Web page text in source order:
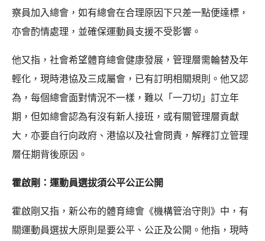
察員加入總會，如有總會在合理原因下只差一點便達標，
亦會酌情處理，並確保運動員支援不受影響。
他又指，社會希望體育總會健康發展，管理層需輪替及年
輕化，現時港協及三成屬會，已有訂明相關規則。他又認
為，每個總會面對情況不一樣，難以「一刀切」訂立年
期，但如總會認為有沒有新人接班，或有關管理層貢獻
大，亦要自行向政府、港協以及社會問責，解釋訂立管理
層任期背後原因。
霍啟剛：運動員選拔須公平公正公開
霍啟剛又指，新公布的體育總會《機構管治守則》中，有
關運動員選拔大原則是要公平、公正及公開。他指，現時